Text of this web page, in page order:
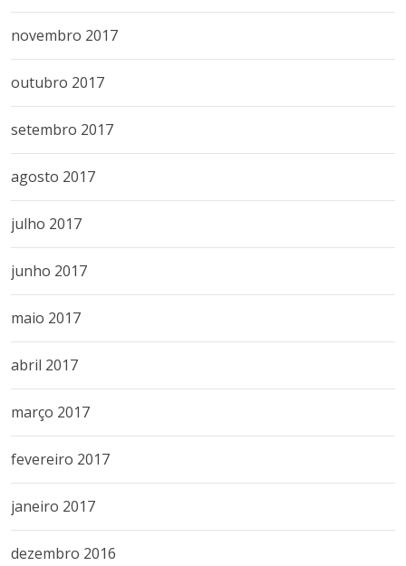
novembro 2017
outubro 2017
setembro 2017
agosto 2017
julho 2017
junho 2017
maio 2017
abril 2017
março 2017
fevereiro 2017
janeiro 2017
dezembro 2016